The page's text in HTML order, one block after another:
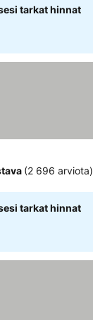
tarkat hinnat
(2 696 arviota)
tarkat hinnat